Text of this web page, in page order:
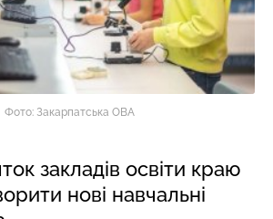
Фото: Закарпатська ОВА
закладів освіти краю
нові навчальні